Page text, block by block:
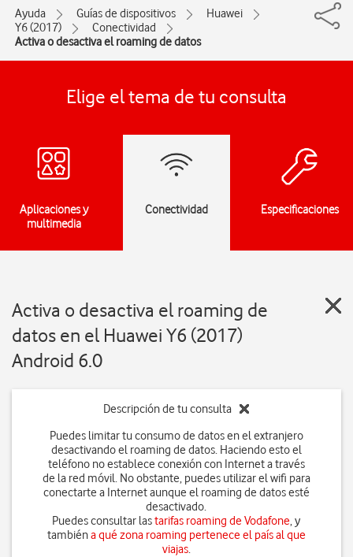
Ayuda Guías de dispositivos
Huawei
Y6 (2017)
Conectividad
Activa o desactiva el roaming de datos
Elige el tema de tu consulta
Aplicaciones y
multimedia
Conectividad Especificaciones
Activa o desactiva el roaming de
datos en el Huawei Y6 (2017)
Android 6.0
Descripción de tu consulta
Puedes limitar tu consumo de datos en el extranjero
desactivando el roaming de datos. Haciendo esto el
teléfono no establece conexión con Internet a través
de la red móvil. No obstante, puedes utilizar el wifi para
conectarte a Internet aunque el roaming de datos esté
desactivado.
Puedes consultar lastarifas roaming de Vodafone, y
tambiéna qué zona roaming pertenece el país al que
viajas.